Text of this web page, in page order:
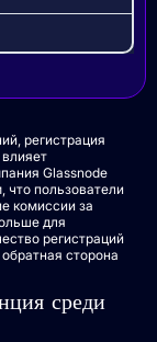
регистрация
Glassnode
что пользователи
комиссии за
для
регистраций
сторона
среди